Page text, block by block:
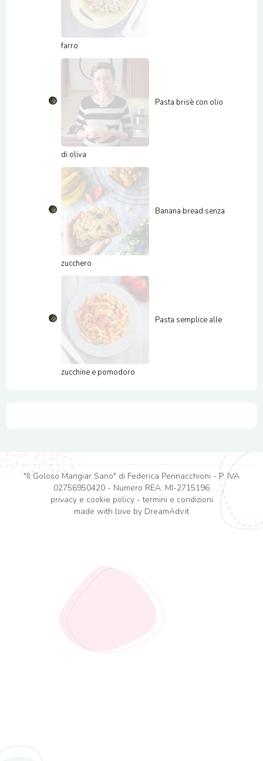
farro
Pasta brisè con olio
di oliva
Banana bread senza
zucchero
Pasta semplice alle
zucchine e pomodoro
"Il Goloso Mangiar Sano" di Federica Pennacchioni - P. IVA
02756950420 - Numero REA: MI-2715196
privacy e cookie policy-termini e condizioni
made with love by DreamAdv.it